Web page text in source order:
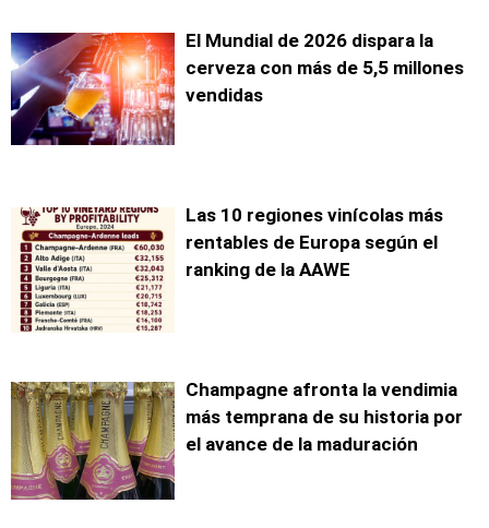
El Mundial de 2026 dispara la
cerveza con más de 5,5 millones
vendidas
Las 10 regiones vinícolas más
rentables de Europa según el
ranking de la AAWE
Champagne afronta la vendimia
más temprana de su historia por
el avance de la maduración